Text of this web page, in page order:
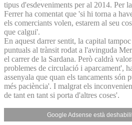
tipus d'esdeveniments per al 2014. Per
Ferrer ha comentat que 'si hi torna a
els comerciants volen, estarem al seu
que calgui'.
En aquest darrer sentit, la capital
puntuals al trànsit rodat a l'avinguda
el carrer de la Sardana. Però caldrà
problemes de circulació i aparcament',
assenyala que quan els tancaments són
més paciència'. I malgrat els
de tant en tant si porta d'altres coses'.
Google Adsense està